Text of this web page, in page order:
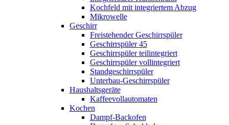
Kochfeld mit integriertem Abzug
Mikrowelle
Geschirr
Freistehender Geschirrspüler
Geschirrspüler 45
Geschirrspüler teilintegriert
Geschirrspüler vollintegriert
Standgeschirrspüler
Unterbau-Geschirrspüler
Haushaltsgeräte
Kaffeevollautomaten
Kochen
Dampf-Backofen